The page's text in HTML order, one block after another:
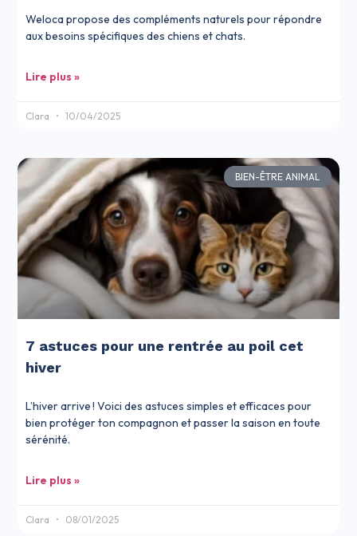
Weloca propose des compléments naturels pour répondre
aux besoins spécifiques des chiens et chats.
Lire plus »
Clara 10/04/2025
BIEN-ÊTRE ANIMAL
7 astuces pour une rentrée au poil cet
hiver
L’hiver arrive ! Voici des astuces simples et efficaces pour
bien protéger ton compagnon et passer la saison en toute
sérénité.
Lire plus »
Clara 08/01/2025